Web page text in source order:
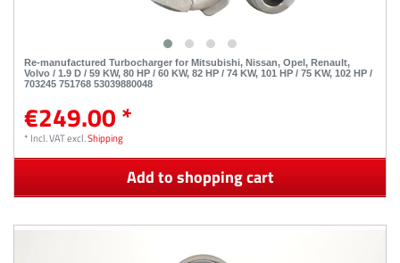
Re-manufactured Turbocharger for Mitsubishi, Nissan, Opel, Renault,
Volvo / 1.9 D / 59 KW, 80 HP / 60 KW, 82 HP / 74 KW, 101 HP / 75 KW, 102 HP /
703245 751768 53039880048
€249.00 *
* Incl. VATexcl.Shipping
Add to shopping cart